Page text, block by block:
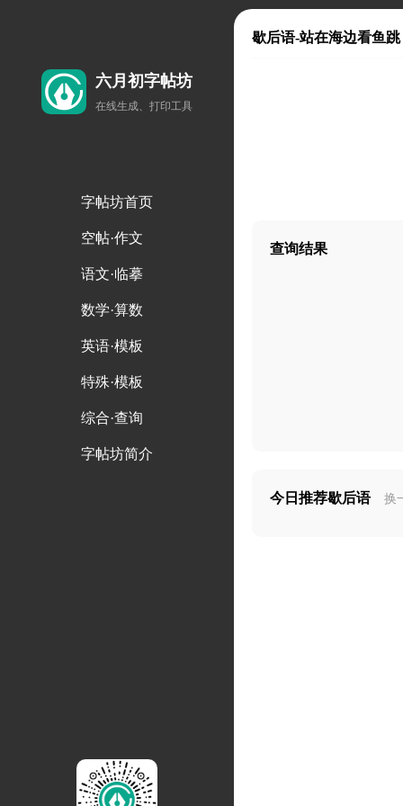
六月初字帖坊
在线生成、打印工具
字帖坊首页
空帖·作文
语文·临摹
数学·算数
英语·模板
特殊·模板
综合·查询
字帖坊简介
歇后语-站在海边看鱼跳
查询结果
今日推荐歇后语 换